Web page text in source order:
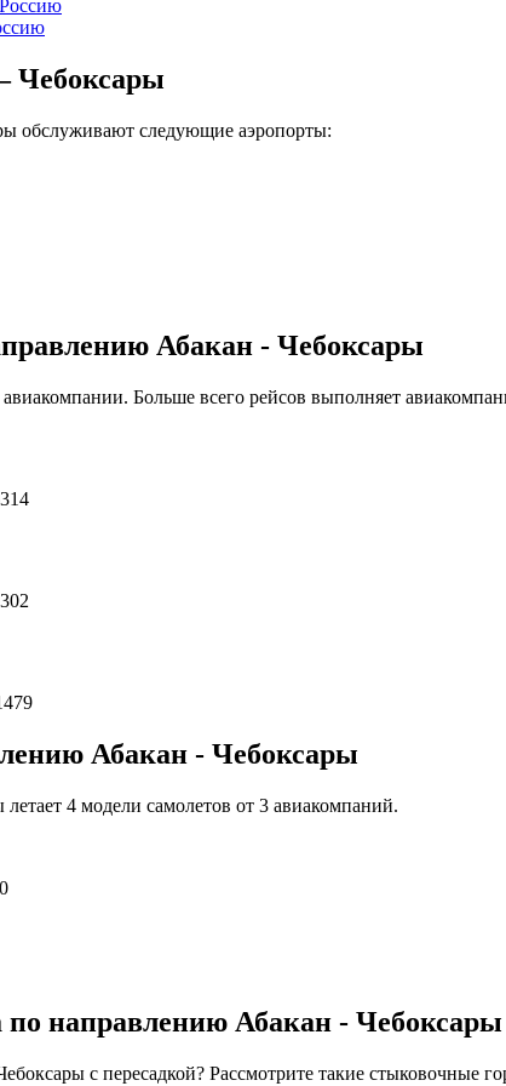
Чебоксары
обслуживают следующие аэропорты:
Абакан - Чебоксары
Больше всего рейсов выполняет
Абакан - Чебоксары
4 модели самолетов от 3 авиакомпаний.
направлению Абакан - Чебоксары
с пересадкой? Рассмотрите такие стыковочные